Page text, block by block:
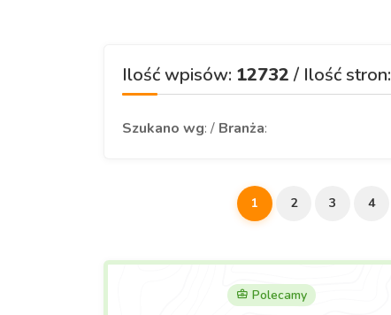
Ilość wpisów: 12732 / Ilość stron:
Szukano wg: / Branża:
1 2 3 4
Polecamy